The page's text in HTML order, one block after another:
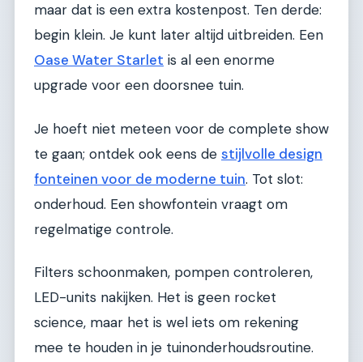
maar dat is een extra kostenpost. Ten derde:
begin klein. Je kunt later altijd uitbreiden. Een
Oase Water Starlet is al een enorme
upgrade voor een doorsnee tuin.
Je hoeft niet meteen voor de complete show
te gaan; ontdek ook eens de stijlvolle design
fonteinen voor de moderne tuin. Tot slot:
onderhoud. Een showfontein vraagt om
regelmatige controle.
Filters schoonmaken, pompen controleren,
LED-units nakijken. Het is geen rocket
science, maar het is wel iets om rekening
mee te houden in je tuinonderhoudsroutine.